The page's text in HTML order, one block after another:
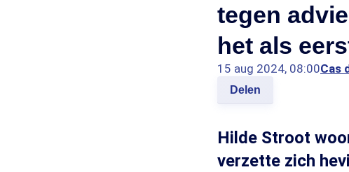
tegen
het als
15 aug 2024, 08:00Cas
Delen
Hilde Stroot
verzette zich